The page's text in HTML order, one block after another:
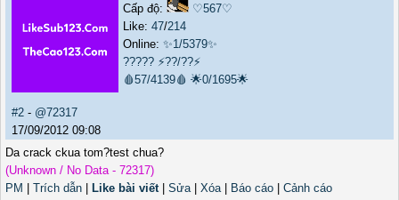
Cấp độ:
♡567♡
Like: 47/214
Online: ✨1/5379✨
????? ⚡??/??⚡
🩸57/4139🩸 🌟0/1695🌟
#2 - @72317
17/09/2012 09:08
Da crack ckua tom?test chua?
(Unknown / No Data - 72317)
PM
Trích dẫn Like bài viết| Sửa| Xóa| Báo cáo
Cảnh cáo